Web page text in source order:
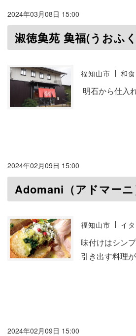
2024年03月08日 15:00
淑徳𩵋苑 𩵋福(うおふ
福知山市 和食
明石から仕入
2024年02月09日 15:00
Adomani（アドマーニ
福知山市 イ
味付けはシン
引き出す料理
2024年02月09日 15:00